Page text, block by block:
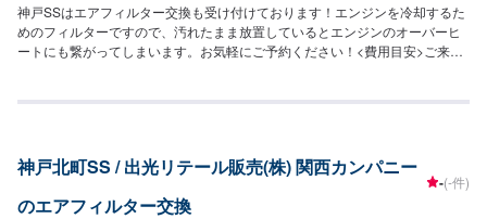
神戸SSはエアフィルター交換も受け付けております！エンジンを冷却するた
めのフィルターですので、汚れたまま放置しているとエンジンのオーバーヒ
ートにも繋がってしまいます。お気軽にご予約ください！<費用目安>ご来店
神戸北町SS / 出光リテール販売(株) 関西カンパニー
のエアフィルター交換
-(-件)